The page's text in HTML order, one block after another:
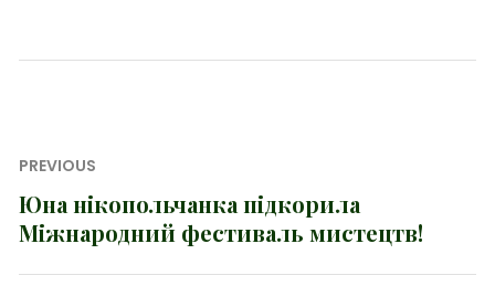
Навігація
записів
PREVIOUS
Previous
post:
Юна нікопольчанка підкорила
Міжнародний фестиваль мистецтв!